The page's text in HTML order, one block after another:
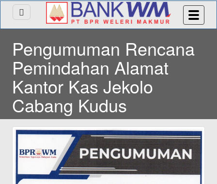
Pengumuman Rencana
Pemindahan Alamat
Kantor Kas Jekolo
Cabang Kudus